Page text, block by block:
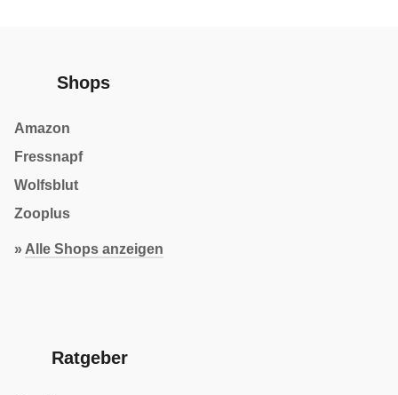
Shops
Amazon
Fressnapf
Wolfsblut
Zooplus
» Alle Shops anzeigen
Ratgeber